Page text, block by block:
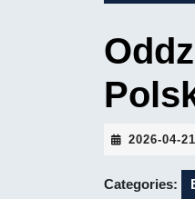
2026-04-21
Categories: